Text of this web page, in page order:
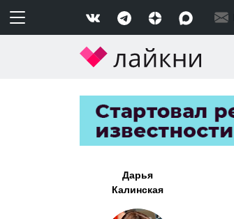
Дарья
Калинская